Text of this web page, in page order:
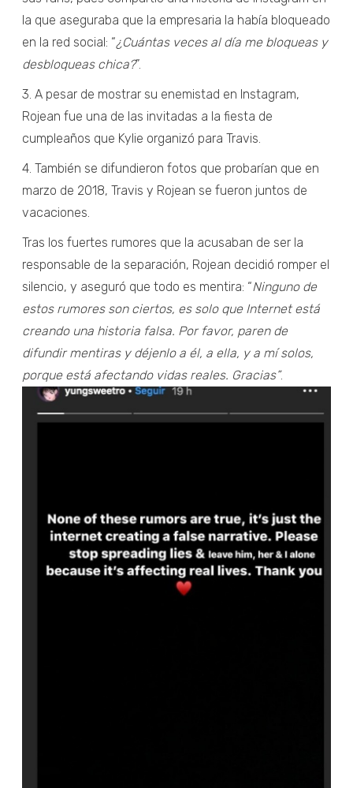
la que aseguraba que la empresaria la había bloqueado
en la red social: “¿Cuántas veces al día me bloqueas y
desbloqueas chica?”.
3. A pesar de mostrar su enemistad en Instagram,
Rojean fue una de las invitadas a la fiesta de
cumpleaños que Kylie organizó para Travis.
4. También se difundieron fotos que probarían que en
marzo de 2018, Travis y Rojean se fueron juntos de
vacaciones.
Tras los fuertes rumores que la acusaban de ser la
responsable de la separación, Rojean decidió romper el
silencio, y aseguró que todo es mentira: “Ninguno de
estos rumores son ciertos, es solo que Internet está
creando una historia falsa. Por favor, paren de
difundir mentiras y déjenlo a él, a ella, y a mí solos,
porque está afectando vidas reales. Gracias”.